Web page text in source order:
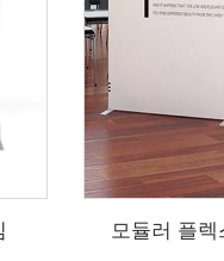
모듈러 플